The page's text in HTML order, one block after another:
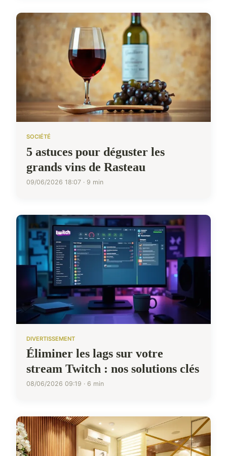
SOCIÉTÉ
5 astuces pour déguster les
grands vins de Rasteau
09/06/2026 18:07 · 9 min
DIVERTISSEMENT
Éliminer les lags sur votre
stream Twitch : nos solutions clés
08/06/2026 09:19 · 6 min